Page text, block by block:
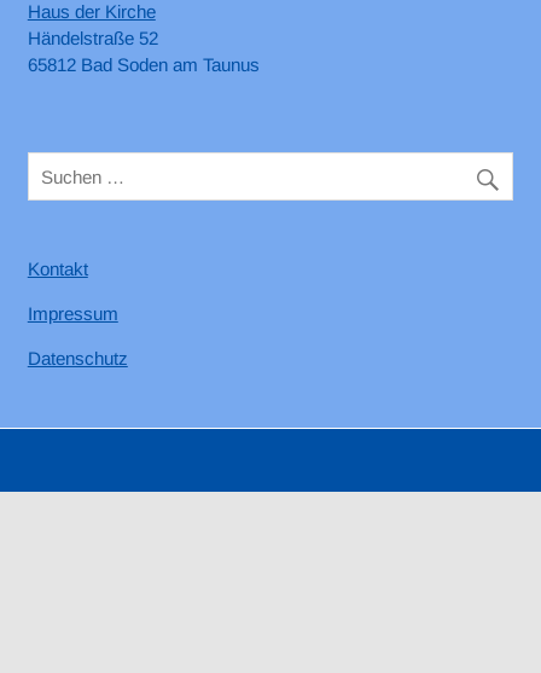
Haus der Kirche
Händelstraße 52
65812 Bad Soden am Taunus
Kontakt
Impressum
Datenschutz